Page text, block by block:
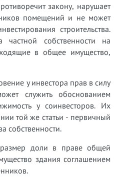
закону, нарушает
помещений и не может
строительства.
частной собственности на
в общее имущество,
у инвестора прав в силу
служить обоснованием
у соинвесторов. Их
той же статьи - первичный
собственности.
доли в праве общей
здания соглашением